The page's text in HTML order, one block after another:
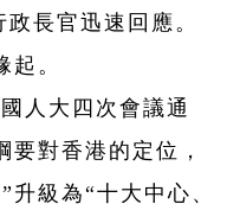
長官迅速回應。
。
人大四次會議通
要對香港的定位，
升級為‌“十大中心、